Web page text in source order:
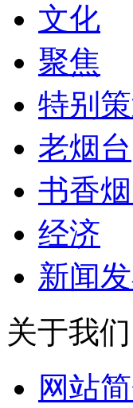
文化
聚焦
特别策
老烟台
书香
经济
新闻
关于我们
网站